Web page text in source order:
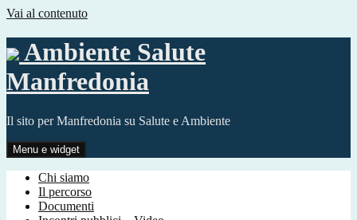
Vai al contenuto
Ambiente Salute
Manfredonia
Il sito per Manfredonia su Salute e Ambiente
Menu e widget
Chi siamo
Il percorso
Documenti